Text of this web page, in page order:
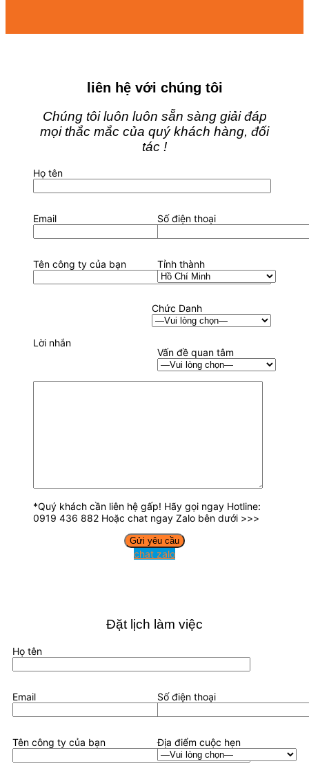
liên hệ với chúng tôi
Chúng tôi luôn luôn sẵn sàng giải đáp
mọi thắc mắc của quý khách hàng, đối
tác !
Họ tên
Email Số điện thoại
Tên công ty của bạn Tỉnh thành
Chức Danh
Vấn đề quan tâm
Lời nhắn
*Quý khách cần liên hệ gấp! Hãy gọi ngay Hotline:
0919 436 882 Hoặc chat ngay Zalo bên dưới >>>
chat zalo
Đặt lịch làm việc
Họ tên
Email Số điện thoại
Tên công ty của bạn Địa điểm cuộc hẹn